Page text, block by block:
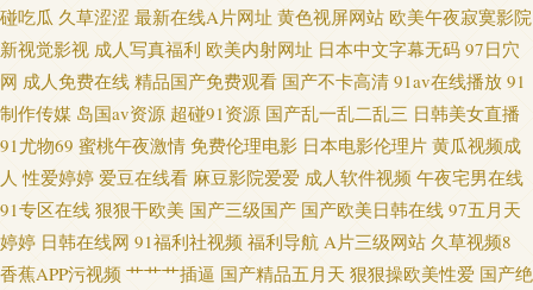
频 国产高清自拍一区 色色干新网 97婷婷成人 美女尤物强操 亚洲红杏在线观
看 超碰69 九一网站永久免费 视频网站18污
碰吃瓜 久草涩涩 最新在线A片网址 黄色视屏网站 欧美午夜寂寞影院
新视觉影视 成人写真福利 欧美内射网址 日本中文字幕无码 97日穴
网 成人免费在线 精品国产免费观看 国产不卡高清 91av在线播放 91
制作传媒 岛国av资源 超碰91资源 国产乱一乱二乱三 日韩美女直播
91尤物69 蜜桃午夜激情 免费伦理电影 日本电影伦理片 黄瓜视频成
人 性爱婷婷 爱豆在线看 麻豆影院爱爱 成人软件视频 午夜宅男在线
91专区在线 狠狠干欧美 国产三级国产 国产欧美日韩在线 97五月天
婷婷 日韩在线网 91福利社视频 福利导航 A片三级网站 久草视频8
香蕉APP污视频 艹艹艹插逼 国产精品五月天 狠狠操欧美性爱 国产绝